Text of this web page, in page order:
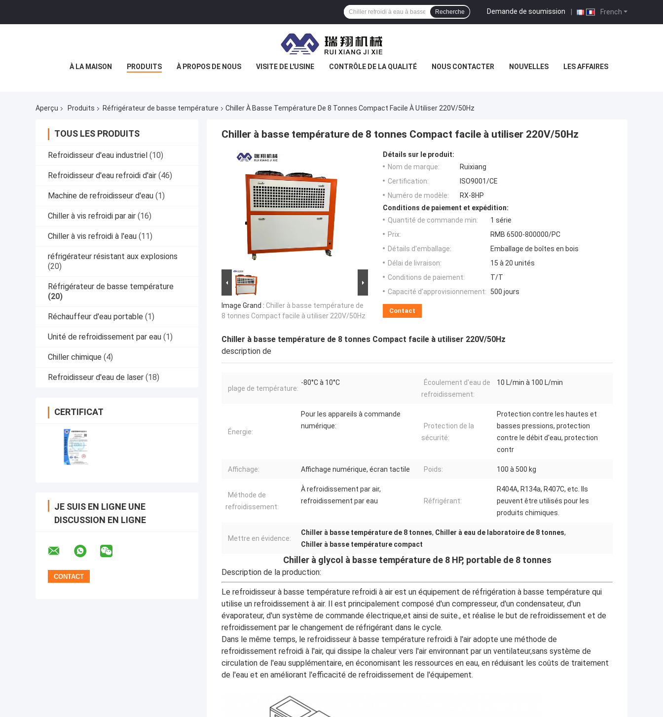
French
Demande de soumission |
Recherche
À LA MAISON PRODUITS À PROPOS DE NOUS VISITE DE L'USINE CONTRÔLE DE LA QUALITÉ NOUS CONTACTER NOUVELLES LES AFFAIRES
Aperçu Produits Réfrigérateur de basse température Chiller À Basse Température De 8 Tonnes Compact Facile À Utiliser 220V/50Hz
TOUS LES PRODUITS
Refroidisseur d'eau industriel (10)
Refroidisseur d'eau refroidi d'air (46)
Machine de refroidisseur d'eau (1)
Chiller à vis refroidi par air (16)
Chiller à vis refroidi à l'eau (11)
réfrigérateur résistant aux explosions
(20)
Réfrigérateur de basse température
(20)
Réchauffeur d'eau portable (1)
Unité de refroidissement par eau (1)
Chiller chimique (4)
Refroidisseur d'eau de laser (18)
CERTIFICAT
JE SUIS EN LIGNE UNE
DISCUSSION EN LIGNE
Chiller à basse température de 8 tonnes Compact facile à utiliser 220V/50Hz
Image Grand : Chiller à basse température de
8 tonnes Compact facile à utiliser 220V/50Hz
Détails sur le produit:
Nom de marque:
Ruixiang
Certification:
ISO9001/CE
Numéro de modèle:
RX-8HP
Conditions de paiement et expédition:
Quantité de commande min:
1 série
Prix:
RMB 6500-800000/PC
Détails d'emballage:
Emballage de boîtes en bois
Délai de livraison:
15 à 20 unités
Conditions de paiement:
T/T
Capacité d'approvisionnement:
500 jours
Contact
Chiller à basse température de 8 tonnes Compact facile à utiliser 220V/50Hz
description de
plage de température:
-80°C à 10°C
Écoulement d'eau de
refroidissement:
10 L/min à 100 L/min
Énergie:
Pour les appareils à commande
numérique:
Protection de la
sécurité:
Protection contre les hautes et
basses pressions, protection
contre le débit d'eau, protection
contr
Affichage: Affichage numérique, écran tactile Poids: 100 à 500 kg
Méthode de
refroidissement:
À refroidissement par air,
refroidissement par eau
Réfrigérant:
R404A, R134a, R407C, etc. Ils
peuvent être utilisés pour les
produits chimiques.
Mettre en évidence:
Chiller à basse température de 8 tonnes, Chiller à eau de laboratoire de 8 tonnes,
Chiller à basse température compact
Chiller à glycol à basse température de 8 HP, portable de 8 tonnes
Description de la production:
Le refroidisseur à basse température refroidi à air est un équipement de réfrigération à basse température qui
utilise un refroidissement à air. Il est principalement composé d'un compresseur, d'un condensateur, d'un
évaporateur, d'un système de commande électrique,et ainsi de suite., et réalise le but de refroidissement et de
refroidissement par le changement de réfrigérant dans le cycle.
Dans le même temps, le refroidisseur à basse température refroidi à l'air adopte une méthode de
refroidissement refroidi à l'air, qui dissipe la chaleur vers l'air environnant par un ventilateur,sans système de
circulation de l'eau supplémentaire, en économisant les ressources en eau, en réduisant les coûts de traitement
de l'eau et en améliorant l'efficacité de refroidissement de l'équipement.